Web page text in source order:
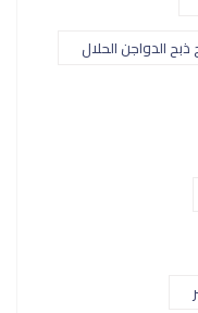
ذبح الدواجن الحلال